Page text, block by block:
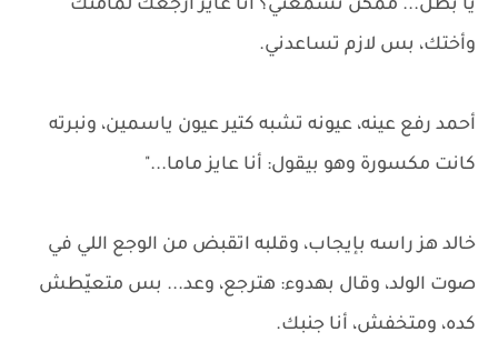
يا بطل... ممكن تسمعني؟ أنا عايز أرجّعك لمامتك
وأختك، بس لازم تساعدني.
أحمد رفع عينه، عيونه تشبه كتير عيون ياسمين، ونبرته
كانت مكسورة وهو بيقول: أنا عايز ماما..."
خالد هز راسه بإيجاب، وقلبه اتقبض من الوجع اللي في
صوت الولد، وقال بهدوء: هترجع، وعد... بس متعيّطش
كده، ومتخفش، أنا جنبك.